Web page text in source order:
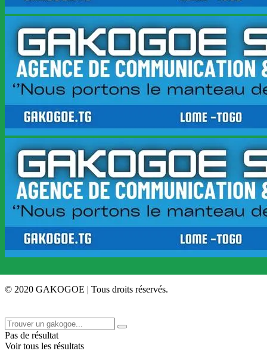
© 2020 GAKOGOE | Tous droits réservés.
Pas de résultat
Voir tous les résultats